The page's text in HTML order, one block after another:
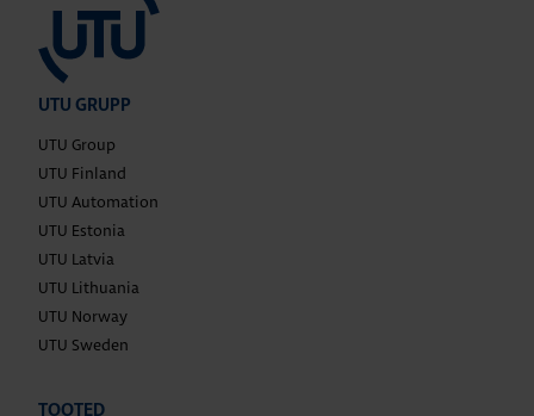
UTU GRUPP
UTU Group
UTU Finland
UTU Automation
UTU Estonia
UTU Latvia
UTU Lithuania
UTU Norway
UTU Sweden
TOOTED